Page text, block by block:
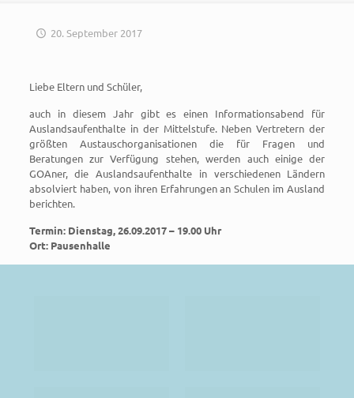
20. September 2017
Liebe Eltern und Schüler,
auch in diesem Jahr gibt es einen Informationsabend für
Auslandsaufenthalte in der Mittelstufe. Neben Vertretern der
größten Austauschorganisationen die für Fragen und
Beratungen zur Verfügung stehen, werden auch einige der
GOAner, die Auslandsaufenthalte in verschiedenen Ländern
absolviert haben, von ihren Erfahrungen an Schulen im Ausland
berichten.
Termin: Dienstag, 26.09.2017 – 19.00 Uhr
Ort: Pausenhalle